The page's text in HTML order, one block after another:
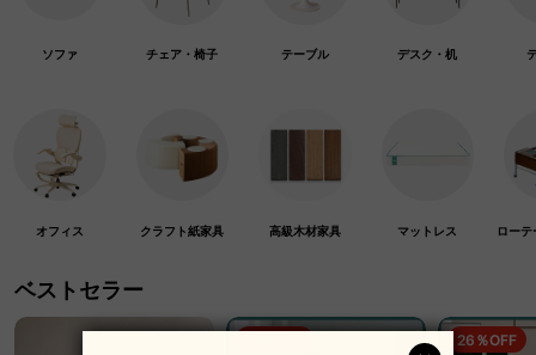
ソファ チェア・椅子 テーブル デスク・机
オフィス クラフト紙家具 高級木材家具 マットレス ロー
ベストセラー
26％OFF